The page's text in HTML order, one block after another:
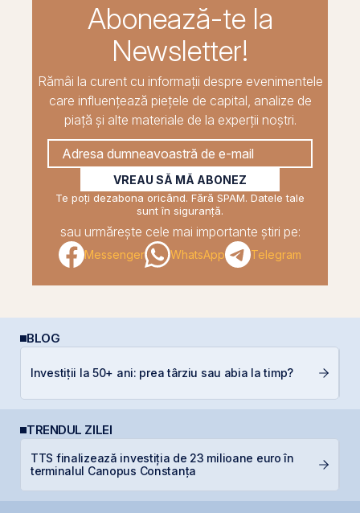
Abonează-te la
Newsletter!
Rămâi la curent cu informații despre evenimentele
care influențează piețele de capital, analize de
piață și alte materiale de la experții noștri.
VREAU SĂ MĂ ABONEZ
Te poți dezabona oricând. Fără SPAM. Datele tale
sunt în siguranță.
sau urmărește cele mai importante știri pe:
Messenger WhatsApp Telegram
BLOG
Investiții la 50+ ani: prea târziu sau abia la timp?
TRENDUL ZILEI
TTS finalizează investiția de 23 milioane euro în
terminalul Canopus Constanța